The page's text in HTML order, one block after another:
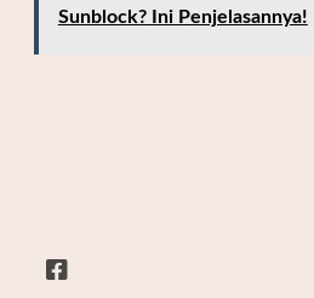
Sunblock? Ini Penjelasannya!